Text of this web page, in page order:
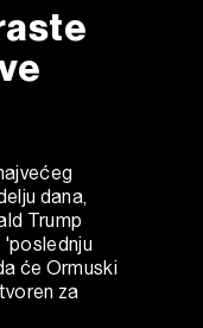
dana,
Trump
'poslednju
će Ormuski
za